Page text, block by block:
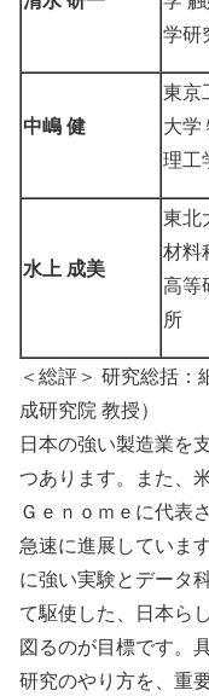
学研
中嶋 健
東京
大学
理工
水上 成美
東北
材料
高等
所
＜総評＞ 研究総括
成研究院 教授）
日本の強い製造業を
つあります。また、
Ｇｅｎｏｍｅに代表
急速に進展していま
に強い実験とデータ
て駆使した、日本ら
図るのが目標です。
研究のやり方を、重